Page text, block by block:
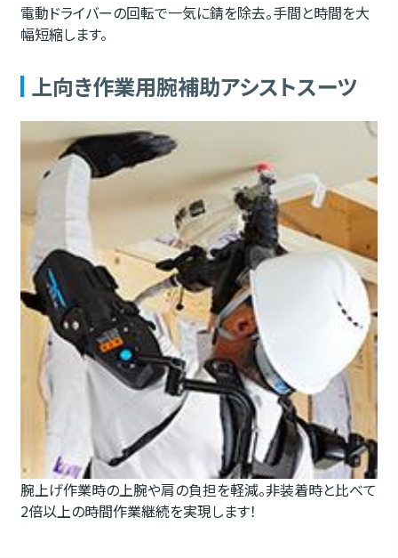
電動ドライバーの回転で一気に錆を除去。手間と時間を大
幅短縮します。
上向き作業用腕補助アシストスーツ
腕上げ作業時の上腕や肩の負担を軽減。非装着時と比べて
2倍以上の時間作業継続を実現します！